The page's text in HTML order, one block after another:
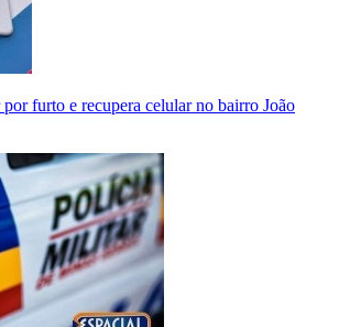
furto e recupera celular no bairro João